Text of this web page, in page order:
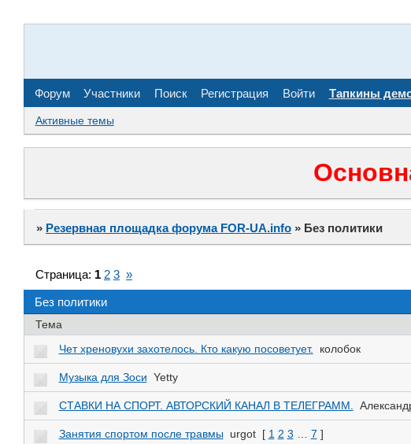
Форум Участники Поиск Регистрация Войти Тапкины
Активные темы
» Резервная площадка форума FOR-UA.info » Без политики
Без политики
Страница: 1 2 3 »
Тема
Чет хреновухи захотелось. Кто какую посоветует. колобок
Музыка для Зоси Yetty
СТАВКИ НА СПОРТ. АВТОРСКИЙ КАНАЛ В ТЕЛЕГРАММ.
Занятия спортом после травмы urgot [ 1 2 3 … 7 ]